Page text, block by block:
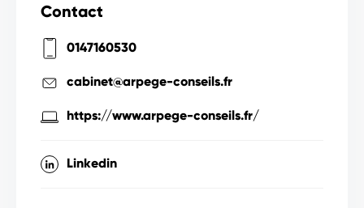
Contact
0147160530
cabinet@arpege-conseils.fr
https://www.arpege-conseils.fr/
Linkedin